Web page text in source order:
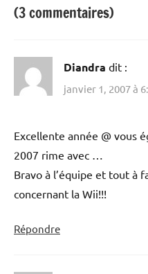
(3 commentaires)
Diandra dit :
janvier 1, 2007 à
Excellente année @ vous
2007 rime avec …
Bravo à l’équipe et tout à
concernant la Wii!!!
Répondre